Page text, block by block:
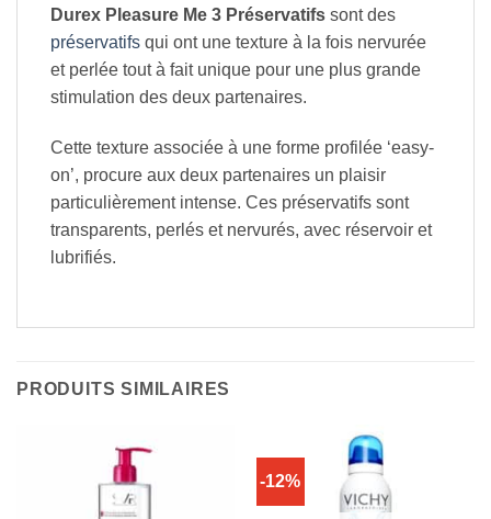
Durex Pleasure Me 3 Préservatifs sont des
préservatifs qui ont une texture à la fois nervurée
et perlée tout à fait unique pour une plus grande
stimulation des deux partenaires.
Cette texture associée à une forme profilée ‘easy-
on’, procure aux deux partenaires un plaisir
particulièrement intense. Ces préservatifs sont
transparents, perlés et nervurés, avec réservoir et
lubrifiés.
PRODUITS SIMILAIRES
-12%